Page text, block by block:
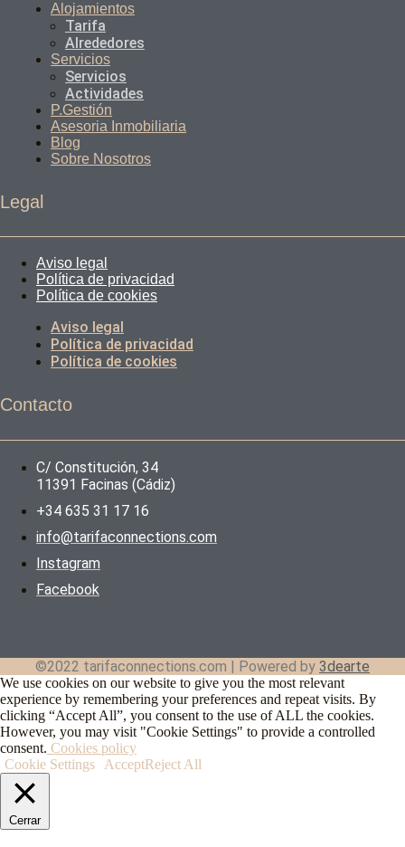
Alojamientos
Tarifa
Alrededores
Servicios
Servicios
Actividades
P.Gestión
Asesoria Inmobiliaria
Blog
Sobre Nosotros
Legal
Aviso legal
Política de privacidad
Política de cookies
Aviso legal
Política de privacidad
Política de cookies
Contacto
C/ Constitución, 34
11391 Facinas (Cádiz)
+34 635 31 17 16
info@tarifaconnections.com
Instagram
Facebook
©2022 tarifaconnections.com | Powered by 3dearte
We use cookies on our website to give you the most relevant
experience by remembering your preferences and repeat visits. By
clicking “Accept All”, you consent to the use of ALL the cookies.
However, you may visit "Cookie Settings" to provide a controlled
consent. Cookies policy
Cookie Settings
AcceptReject All
Cerrar